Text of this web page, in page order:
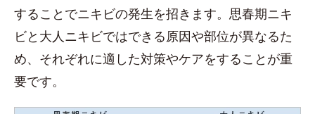
することでニキビの発生を招きます。思春期ニキ
ビと大人ニキビではできる原因や部位が異なるた
め、それぞれに適した対策やケアをすることが重
要です。